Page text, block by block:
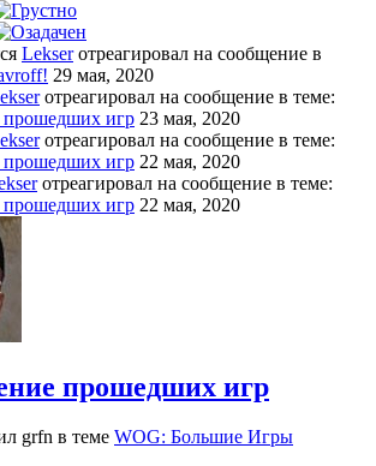
Lekserотреагировал на сообщение в
29 мая, 2020
отреагировал на сообщение в теме:
игр 23 мая, 2020
отреагировал на сообщение в теме:
игр 22 мая, 2020
отреагировал на сообщение в теме:
игр 22 мая, 2020
прошедших игр
grfn в теме WOG: Большие Игры